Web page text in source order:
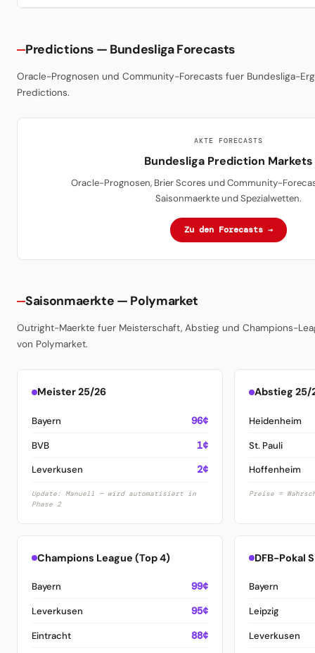
Predictions — Bundesliga Forecasts
Oracle-Prognosen und Community-Forecasts fuer Bundesliga-
Predictions.
AKTE FORECASTS
Bundesliga Prediction Markets
Oracle-Prognosen, Brier Scores und Community-
Saisonmaerkte und Spezialwetten.
Zu den Forecasts →
Saisonmaerkte — Polymarket
Outright-Maerkte fuer Meisterschaft, Abstieg und Champions-
von Polymarket.
Meister 25/26
Bayern 96¢
BVB 1¢
Leverkusen 2¢
Update: Manuell — wird automatisiert in
Phase 2
Abstieg 25/
Heidenheim
St. Pauli
Hoffenheim
Preise =
Champions League (Top 4)
Bayern 99¢
Leverkusen 95¢
Eintracht 88¢
DFB-Pokal
Bayern
Leipzig
Leverkusen